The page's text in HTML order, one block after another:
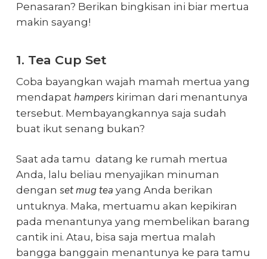
Penasaran? Berikan bingkisan ini biar mertua
makin sayang!
1. Tea Cup Set
Coba bayangkan wajah mamah mertua yang
mendapat hampers kiriman dari menantunya
tersebut. Membayangkannya saja sudah
buat ikut senang bukan?
Saat ada tamu datang ke rumah mertua
Anda, lalu beliau menyajikan minuman
dengan set mug tea yang Anda berikan
untuknya. Maka, mertuamu akan kepikiran
pada menantunya yang membelikan barang
cantik ini. Atau, bisa saja mertua malah
bangga banggain menantunya ke para tamu